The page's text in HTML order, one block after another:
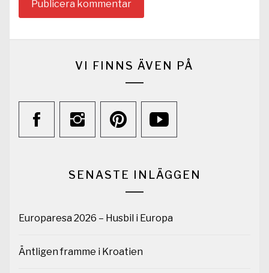
VI FINNS ÄVEN PÅ
SENASTE INLÄGGEN
Europaresa 2026 – Husbil i Europa
Äntligen framme i Kroatien